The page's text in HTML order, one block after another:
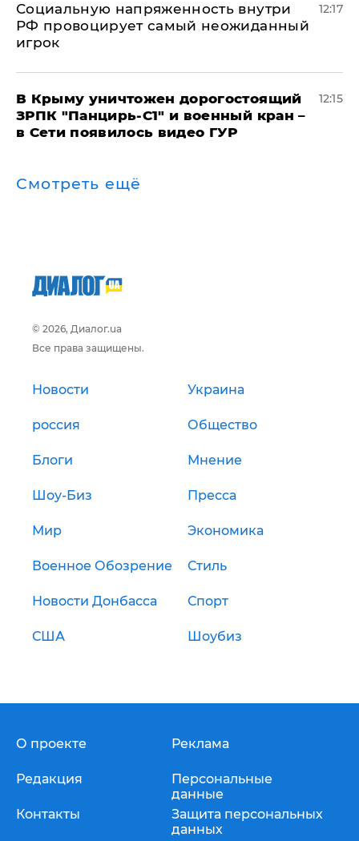
Социальную напряженность внутри
РФ провоцирует самый неожиданный
игрок
12:17
В Крыму уничтожен дорогостоящий
ЗРПК "Панцирь-С1" и военный кран –
в Сети появилось видео ГУР
12:15
Смотреть ещё
© 2026, Диалог.ua
Все права защищены.
Новости Украина
россия Общество
Блоги Мнение
Шоу-Биз Пресса
Мир Экономика
Военное Обозрение Стиль
Новости Донбасса Спорт
США Шоубиз
О проекте
Редакция
Контакты
Реклама
Персональные
данные
Защита персональных
данных